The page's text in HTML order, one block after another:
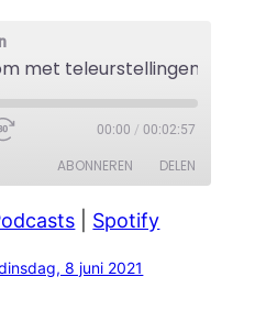
met teleurstellingen?
00:00 / 00:02:57
ABONNEREN DELEN
SpotifySpotify
8 juni 2021